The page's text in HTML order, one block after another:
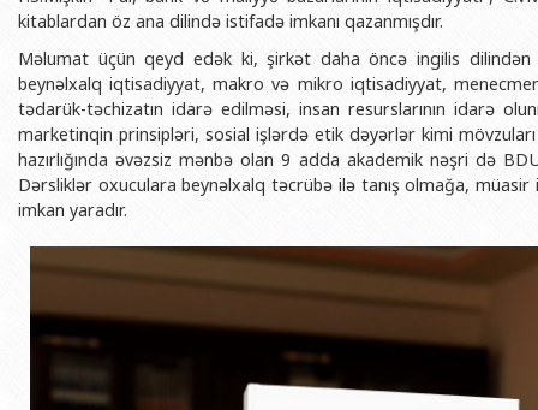
BDU-nun məzunları
Fəxri doktorlarımız
BDU-da təhsil
BDU-da tədris olunan ixtisaslar
Universitet tarixinin ən mühüm hadisələri
İnsan resursları və hüquq şöbəsi
Sənədlər və Müraciətlərlə iş
Maliyyə və təminat Departamenti
Keyfiyyətin təminatı, monitorinq
Psixoloji Yardım Sektoru
İdman-sağlamlıq Mərkəzi
BDU-nun Nəşr Evi
Geologiya fakültəsi
Filologiya fakültəsi
Tarix fakültəsi
Beynəlxalq
Hüquq fakültəsi
İnformasiya və
Şərqşünasliq
Sosial elmlər və
Şəxsi
Publik
kitablardan öz ana dilində istifadə imkanı qazanmışdır.
Məlumat üçün qeyd edək ki, şirkət daha öncə ingilis
beynəlxalq iqtisadiyyat, makro və mikro iqtisadiyyat,
tədarük-təchizatın idarə edilməsi, insan resurslarının idarə
marketinqin prinsipləri, sosial işlərdə etik dəyərlər kimi
hazırlığında əvəzsiz mənbə olan 9 adda akademik nəşri də
Dərsliklər oxuculara beynəlxalq təcrübə ilə tanış olmağa,
imkan yaradır.